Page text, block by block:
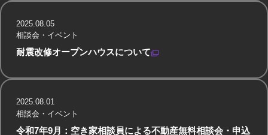
耐震改修オープンハウスについて
2025.08.05
相談会・イベント
令和7年9月：空き家相談員による不動産無料相談会・申込
2025.08.01
相談会・イベント